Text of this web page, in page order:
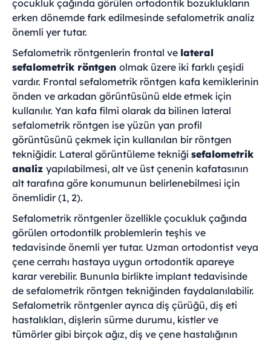
çocukluk çağında görülen ortodontik bozuklukların
erken dönemde fark edilmesinde sefalometrik analiz
önemli yer tutar.
Sefalometrik röntgenlerin frontal ve lateral
sefalometrik röntgen olmak üzere iki farklı çeşidi
vardır. Frontal sefalometrik röntgen kafa kemiklerinin
önden ve arkadan görüntüsünü elde etmek için
kullanılır. Yan kafa filmi olarak da bilinen lateral
sefalometrik röntgen ise yüzün yan profil
görüntüsünü çekmek için kullanılan bir röntgen
tekniğidir. Lateral görüntüleme tekniği sefalometrik
analiz yapılabilmesi, alt ve üst çenenin kafatasının
alt tarafına göre konumunun belirlenebilmesi için
önemlidir (1, 2).
Sefalometrik röntgenler özellikle çocukluk çağında
görülen ortodontilk problemlerin teşhis ve
tedavisinde önemli yer tutar. Uzman ortodontist veya
çene cerrahı hastaya uygun ortodontik apareye
karar verebilir. Bununla birlikte implant tedavisinde
de sefalometrik röntgen tekniğinden faydalanılabilir.
Sefalometrik röntgenler ayrıca diş çürüğü, diş eti
hastalıkları, dişlerin sürme durumu, kistler ve
tümörler gibi birçok ağız, diş ve çene hastalığının